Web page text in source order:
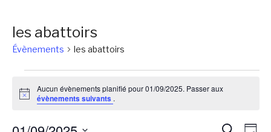
les abattoirs
Évènements les abattoirs
for
Notice
Aucun évènements planifié pour 01/09/2025. Passer aux
évènements suivants .